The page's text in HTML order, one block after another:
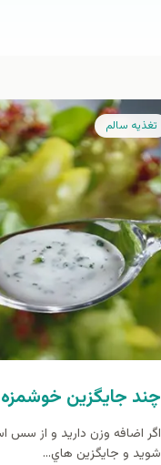
تغذيه سالم
چند جايگزين
شويد و جايگزين هاي...